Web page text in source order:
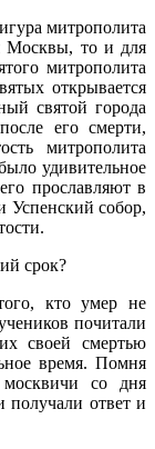
митрополита
Москвы, то и для
митрополита
открывается
святой города
его смерти,
митрополита
удивительное
прославляют в
Успенский собор,
срок?
кто умер не
почитали
своей смертью
время. Помня
москвичи со дня
ответ и